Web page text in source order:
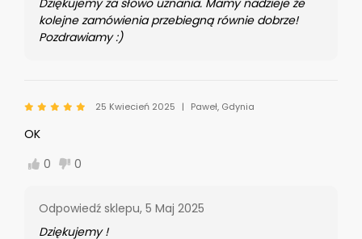
Dziękujemy za słowo uznania. Mamy nadzieje że
kolejne zamówienia przebiegną równie dobrze!
Pozdrawiamy :)
25 Kwiecień 2025 Paweł, Gdynia
OK
0
0
Odpowiedź sklepu, 5 Maj 2025
Dziękujemy !